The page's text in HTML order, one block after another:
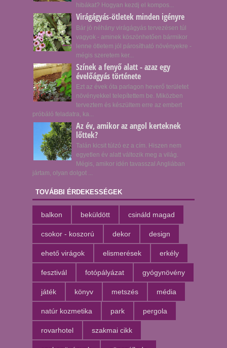
hibákat? Hogyan kezdj el kompos...
Virágágyás-ötletek minden igényre
Bár jó néhány virágágyás tervezésen túl
vagyok - aminek köszönhetően bármikor
lenne ötletem jól párosítható növényekre -
mégis szeretem ker...
Színek a fenyő alatt - azaz egy
évelőágyás története
Ezt az évek óta parlagon heverő területet
növényekkel telepítettem be. Miközben
terveztem és készültem erre az embert
próbáló feladatra, ka...
Az év, amikor az angol kerteknek
lőttek?
Talán kicsit túlzó ez a cím. Hiszen nem
egyetlen év alatt változik meg a világ.
Mégis, amikor idén tavasszal Angliában
jártam, olyan dolgot ...
TOVÁBBI ÉRDEKESSÉGEK
balkon beküldött csináld magad
csokor - koszorú dekor design
ehető virágok elismerések erkély
fesztivál fotópályázat gyógynövény
játék könyv metszés média
natúr kozmetika park pergola
rovarhotel szakmai cikk